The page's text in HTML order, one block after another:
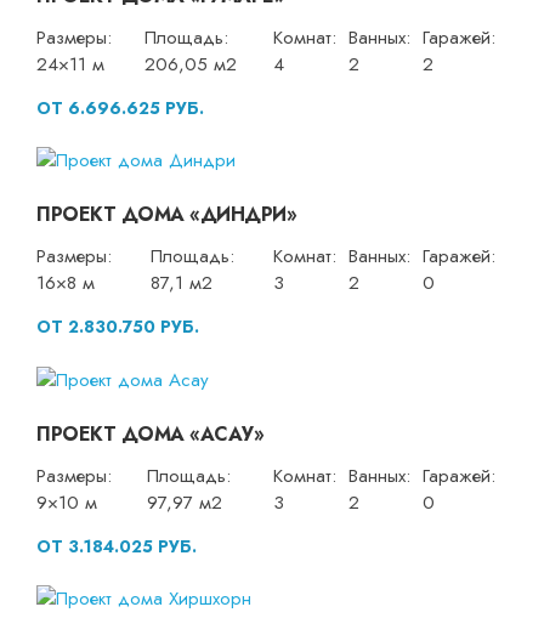
Размеры:
24×11 м
Площадь:
206,05 м2
Комнат:
4
Ванных:
2
Гаражей:
2
ОТ 6.696.625 РУБ.
ПРОЕКТ ДОМА «ДИНДРИ»
Размеры:
16×8 м
Площадь:
87,1 м2
Комнат:
3
Ванных:
2
Гаражей:
0
ОТ 2.830.750 РУБ.
ПРОЕКТ ДОМА «АСАУ»
Размеры:
9×10 м
Площадь:
97,97 м2
Комнат:
3
Ванных:
2
Гаражей:
0
ОТ 3.184.025 РУБ.